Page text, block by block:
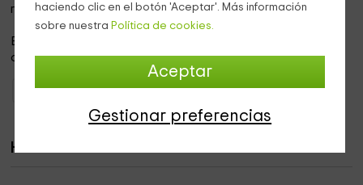
haciendo clic en el botón 'Aceptar'. Más información
sobre nuestra Política de cookies.
Aceptar
Gestionar preferencias
rodeado de unentornoprivilegiado.
Es un lugar amplio, sencillo y muy tranquilo, en el que
disfrutar de lanaturalezaen estado puro.
Casas Rurales Cataluña Casas Rurales Tarragona
Habitaciones